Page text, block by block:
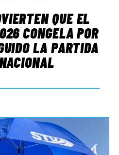
QUE EL
CONGELA POR
LA PARTIDA